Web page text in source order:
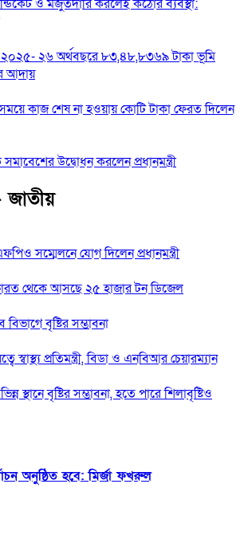
ও মজুতদারি করলেই কঠোর ব্যবস্থা:
২০২৫- ২৬ অর্থবছরে ৮৩,৪৮,৮৩৬৯ টাকা ভূমি
আদায়
সময়ে কাজ শেষ না হওয়ায় কোটি টাকা ফেরত দিলেন
উদ্বোধন করলেন প্রধানমন্ত্রী
জাতীয়
সম্মেলনে যোগ দিলেন প্রধানমন্ত্রী
থেকে আসছে ২৫ হাজার টন ডিজেল
বৃষ্টির সম্ভাবনা
স্বাস্থ্য প্রতিমন্ত্রী, বিডা ও এনবিআর চেয়ারম্যান
স্থানে বৃষ্টির সম্ভাবনা, হতে পারে শিলাবৃষ্টিও
অনুষ্ঠিত হবে: মির্জা ফখরুল